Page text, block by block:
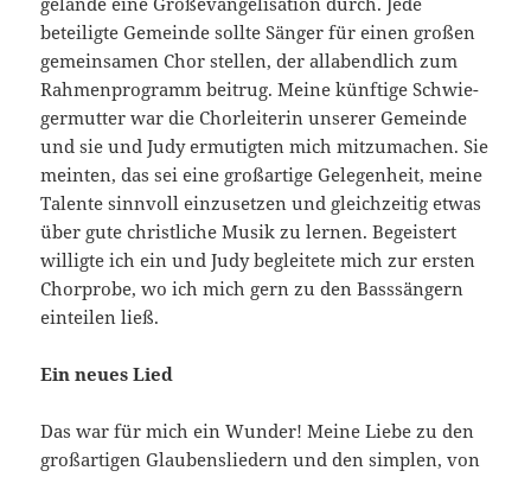
beteiligte Gemeinde sollte Sänger für einen großen
gemeinsamen Chor stellen, der all­abendlich zum
Rahmenprogramm beitrug. Meine künftige Schwie­
germutter war die Chorleiterin unserer Gemeinde
und sie und Judy ermutigten mich mitzumachen. Sie
meinten, das sei eine großartige Gelegenheit, meine
Talente sinnvoll einzusetzen und gleichzeitig et­was
über gute christliche Musik zu lernen. Begeistert
willigte ich ein und Judy begleitete mich zur ersten
Chorprobe, wo ich mich gern zu den Basssängern
einteilen ließ.
Ein neues Lied
Das war für mich ein Wunder! Meine Liebe zu den
großartigen Glaubensliedern und den simplen, von